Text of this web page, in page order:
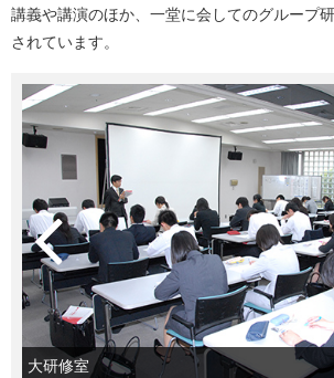
講義や講演のほか、一堂に会してのグループ
されています。
大研修室